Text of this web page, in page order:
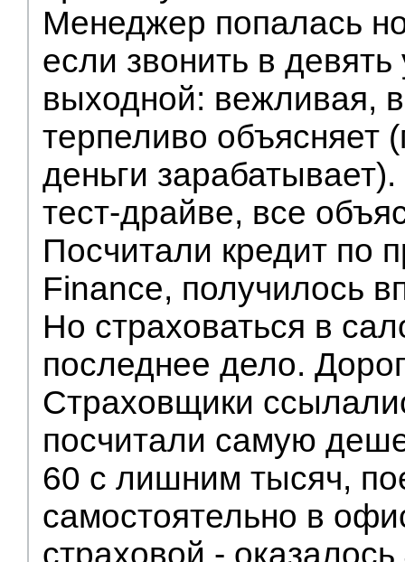
Менеджер попалась
если звонить в девять
выходной: вежливая,
терпеливо объясняет
деньги
тест-драйве, все
Посчитали кредит по
Finance, получилось
Но страховаться в
последнее дело.
Страховщики
посчитали самую
60 с лишним тысяч,
самостоятельно в
страховой -